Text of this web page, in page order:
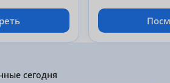
сегодня